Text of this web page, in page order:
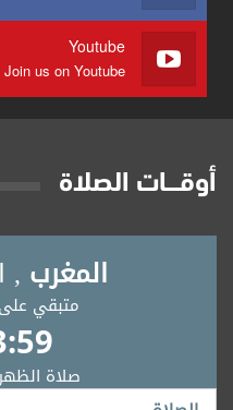
Youtube
Join us on Youtube
أوقــــات الصلاة